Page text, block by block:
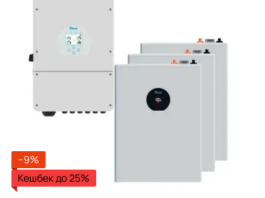
−9%
Кешбек до 25%